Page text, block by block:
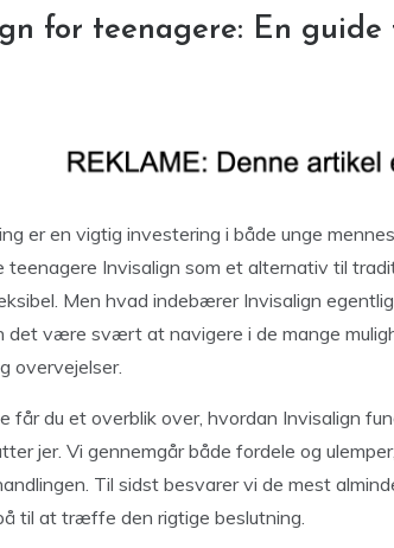
for teenagere: En
er en vigtig investering i både unge
teenagere Invisalign som et alternativ til
Men hvad indebærer Invisalign
det være svært at navigere i de mange
overvejelser.
får du et overblik over, hvordan Invisalign
jer. Vi gennemgår både fordele og
Til sidst besvarer vi de mest
til at træffe den rigtige beslutning.